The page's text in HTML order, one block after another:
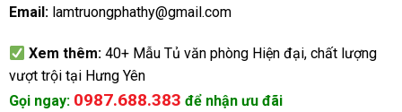
Email: lamtruongphathy@gmail.com
Xem thêm:40+ Mẫu Tủ văn phòng Hiện đại, chất lượng
vượt trội tại Hưng Yên
Gọi ngay: 0987.688.383 để nhận ưu đãi